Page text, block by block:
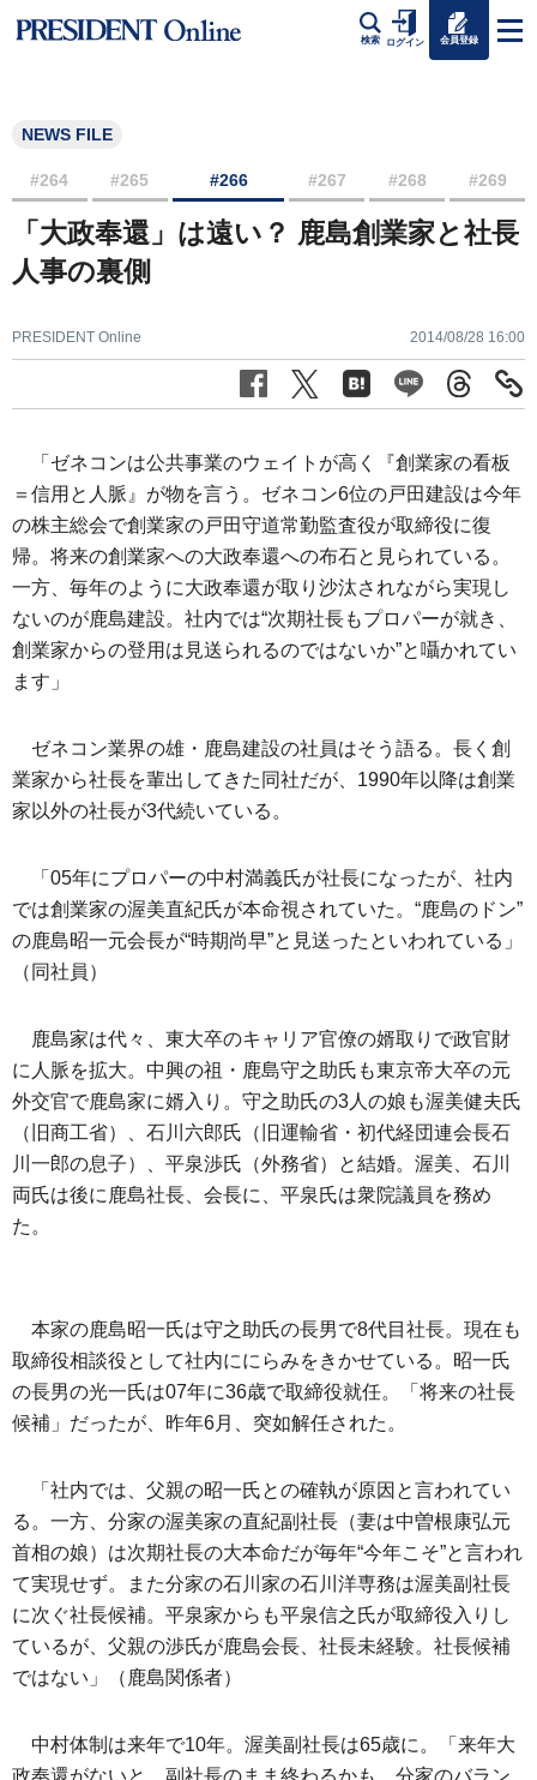
検索 ログイン 会員登録
NEWS FILE
#264 #265 #266 #267 #268 #269
「大政奉還」は遠い？ 鹿島創業家と社長
人事の裏側
PRESIDENT Online 2014/08/28 16:00
「ゼネコンは公共事業のウェイトが高く『創業家の看板
＝信用と人脈』が物を言う。ゼネコン6位の戸田建設は今年
の株主総会で創業家の戸田守道常勤監査役が取締役に復
帰。将来の創業家への大政奉還への布石と見られている。
一方、毎年のように大政奉還が取り沙汰されながら実現し
ないのが鹿島建設。社内では“次期社長もプロパーが就き、
創業家からの登用は見送られるのではないか”と囁かれてい
ます」
ゼネコン業界の雄・鹿島建設の社員はそう語る。長く創
業家から社長を輩出してきた同社だが、1990年以降は創業
家以外の社長が3代続いている。
「05年にプロパーの中村満義氏が社長になったが、社内
では創業家の渥美直紀氏が本命視されていた。“鹿島のドン”
の鹿島昭一元会長が“時期尚早”と見送ったといわれている」
（同社員）
鹿島家は代々、東大卒のキャリア官僚の婿取りで政官財
に人脈を拡大。中興の祖・鹿島守之助氏も東京帝大卒の元
外交官で鹿島家に婿入り。守之助氏の3人の娘も渥美健夫氏
（旧商工省）、石川六郎氏（旧運輸省・初代経団連会長石
川一郎の息子）、平泉渉氏（外務省）と結婚。渥美、石川
両氏は後に鹿島社長、会長に、平泉氏は衆院議員を務め
た。
本家の鹿島昭一氏は守之助氏の長男で8代目社長。現在も
取締役相談役として社内ににらみをきかせている。昭一氏
の長男の光一氏は07年に36歳で取締役就任。「将来の社長
候補」だったが、昨年6月、突如解任された。
「社内では、父親の昭一氏との確執が原因と言われてい
る。一方、分家の渥美家の直紀副社長（妻は中曽根康弘元
首相の娘）は次期社長の大本命だが毎年“今年こそ”と言われ
て実現せず。また分家の石川家の石川洋専務は渥美副社長
に次ぐ社長候補。平泉家からも平泉信之氏が取締役入りし
ているが、父親の渉氏が鹿島会長、社長未経験。社長候補
ではない」（鹿島関係者）
中村体制は来年で10年。渥美副社長は65歳に。「来年大
政奉還がないと、副社長のまま終わるかも。分家のバラン